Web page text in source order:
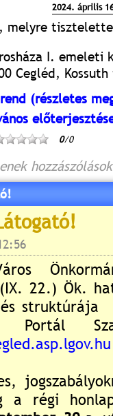
2024. április
melyre
I. emeleti
Cegléd,
(részletes
0/0
hozzászólások
jelentkezzen be,